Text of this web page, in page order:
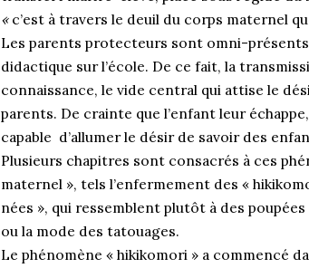
«c’est à travers le deuil du corps maternel
Les parents protecteurs sont omni-
didactique sur l’école. De ce fait, la
connaissance, le vide central qui attise le
parents. De crainte que l’enfant leur
capable d’allumer le désir de savoir des
Plusieurs chapitres sont consacrés à ces
maternel », tels l’enfermement des «
nées », qui ressemblent plutôt à des
ou la mode des tatouages.
Le phénomène « hikikomori » a commencé